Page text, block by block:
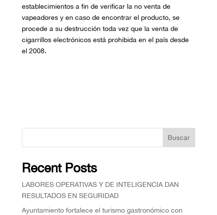
establecimientos a fin de verificar la no venta de
vapeadores y en caso de encontrar el producto, se
procede a su destrucción toda vez que la venta de
cigarrillos electrónicos está prohibida en el país desde
el 2008.
Buscar
Recent Posts
⁠LABORES OPERATIVAS Y DE INTELIGENCIA DAN
RESULTADOS EN SEGURIDAD
Ayuntamiento fortalece el turismo gastronómico con